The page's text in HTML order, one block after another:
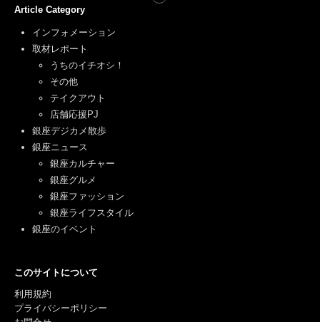
Article Category
インフォメーション
取材レポート
うちのイチオシ！
その他
テイクアウト
店舗応援PJ
銀座デジカメ散歩
銀座ニュース
銀座カルチャー
銀座グルメ
銀座ファッション
銀座ライフスタイル
銀座のイベント
このサイトについて
利用規約
プライバシーポリシー